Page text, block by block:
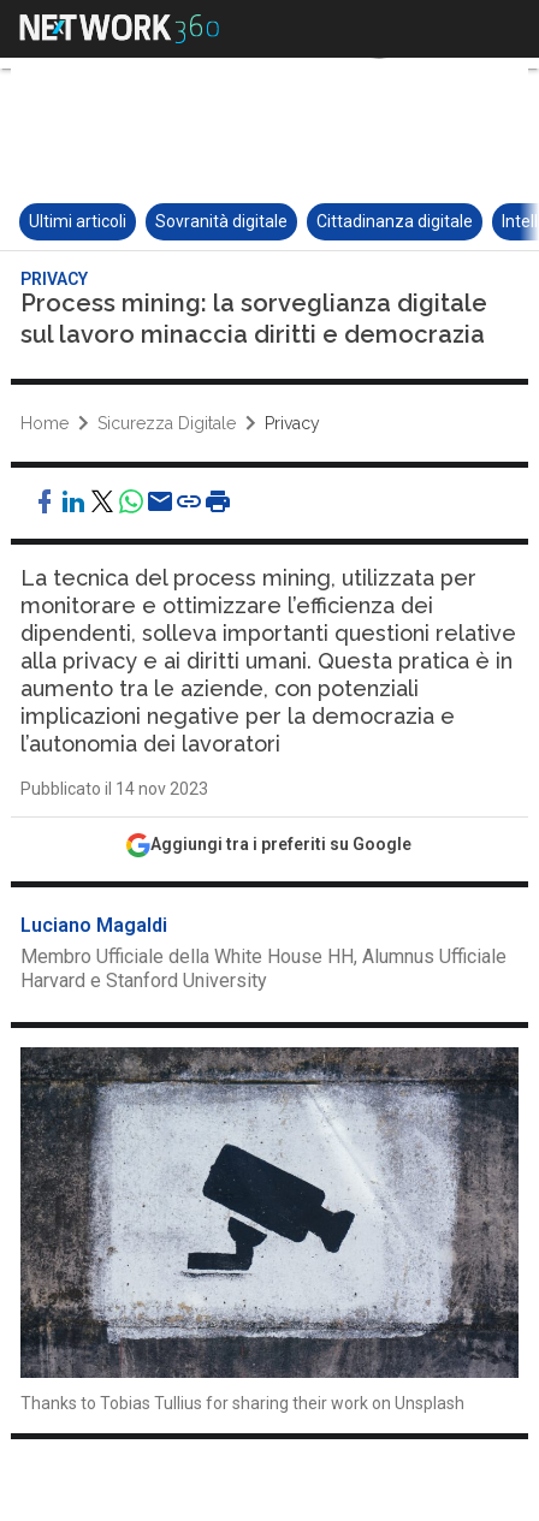
Ultimi articoli Sovranità digitale Cittadinanza digitale
PRIVACY
Process mining: la sorveglianza digitale
sul lavoro minaccia diritti e democrazia
Home Sicurezza Digitale Privacy
La tecnica del process mining, utilizzata per
monitorare e ottimizzare l’efficienza dei
dipendenti, solleva importanti questioni relative
alla privacy e ai diritti umani. Questa pratica è in
aumento tra le aziende, con potenziali
implicazioni negative per la democrazia e
l’autonomia dei lavoratori
Pubblicato il 14 nov 2023
Aggiungi tra i preferiti su Google
Luciano Magaldi
Membro Ufficiale della White House HH, Alumnus Ufficiale
Harvard e Stanford University
Thanks to Tobias Tullius for sharing their work on Unsplash